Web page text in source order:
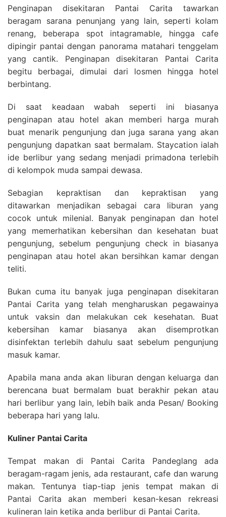
Penginapan disekitaran Pantai Carita tawarkan
beragam sarana penunjang yang lain, seperti kolam
renang, beberapa spot intagramable, hingga cafe
dipingir pantai dengan panorama matahari tenggelam
yang cantik. Penginapan disekitaran Pantai Carita
begitu berbagai, dimulai dari losmen hingga hotel
berbintang.
Di saat keadaan wabah seperti ini biasanya
penginapan atau hotel akan memberi harga murah
buat menarik pengunjung dan juga sarana yang akan
pengunjung dapatkan saat bermalam. Staycation ialah
ide berlibur yang sedang menjadi primadona terlebih
di kelompok muda sampai dewasa.
Sebagian kepraktisan dan kepraktisan yang
ditawarkan menjadikan sebagai cara liburan yang
cocok untuk milenial. Banyak penginapan dan hotel
yang memerhatikan kebersihan dan kesehatan buat
pengunjung, sebelum pengunjung check in biasanya
penginapan atau hotel akan bersihkan kamar dengan
teliti.
Bukan cuma itu banyak juga penginapan disekitaran
Pantai Carita yang telah mengharuskan pegawainya
untuk vaksin dan melakukan cek kesehatan. Buat
kebersihan kamar biasanya akan disemprotkan
disinfektan terlebih dahulu saat sebelum pengunjung
masuk kamar.
Apabila mana anda akan liburan dengan keluarga dan
berencana buat bermalam buat berakhir pekan atau
hari berlibur yang lain, lebih baik anda Pesan/ Booking
beberapa hari yang lalu.
Kuliner Pantai Carita
Tempat makan di Pantai Carita Pandeglang ada
beragam-ragam jenis, ada restaurant, cafe dan warung
makan. Tentunya tiap-tiap jenis tempat makan di
Pantai Carita akan memberi kesan-kesan rekreasi
kulineran lain ketika anda berlibur di Pantai Carita.